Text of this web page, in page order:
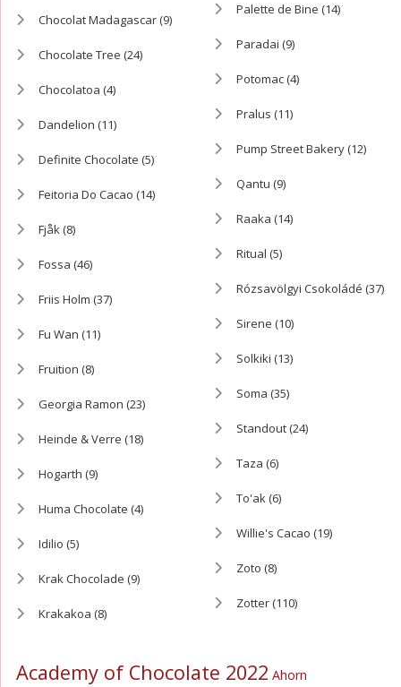
Chocolat Madagascar(9)
Chocolate Tree (24)
Chocolatoa (4)
Dandelion (11)
Definite Chocolate (5)
Feitoria Do Cacao (14)
Fjåk(8)
Fossa (46)
Friis Holm (37)
Fu Wan (11)
Fruition (8)
Georgia Ramon (23)
Heinde & Verre (18)
Hogarth (9)
Huma Chocolate (4)
Idilio (5)
Krak Chocolade (9)
Krakakoa (8)
Palette de Bine (14)
Paradai (9)
Potomac(4)
Pralus (11)
Pump Street Bakery(12)
Qantu (9)
Raaka (14)
Ritual (5)
Rózsavölgyi Csokoládé (37)
Sirene (10)
Solkiki (13)
Soma (35)
Standout(24)
Taza (6)
To'ak(6)
Willie's Cacao (19)
Zoto (8)
Zotter(110)
Academy of Chocolate 2022 Ahorn